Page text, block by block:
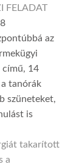
FELADAT
az
című, 14
tanórák
szüneteket,
is
takarított
a